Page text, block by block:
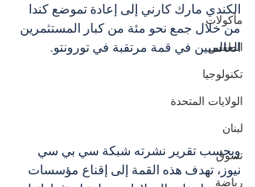
مأكولات
الطقس
تكنولوجيا
الولايات المتحدة
لبنان
تسوق
رياضة
الكندي مارك كارني إلى إعادة تموضع كندا
من خلال جمع نحو مئة من كبار المستثمرين
العالميين في قمة مرتقبة في تورونتو.
وبحسب تقرير نشرته شبكة سي بي سي
نيوز، تهدف هذه القمة إلى إقناع مؤسسات